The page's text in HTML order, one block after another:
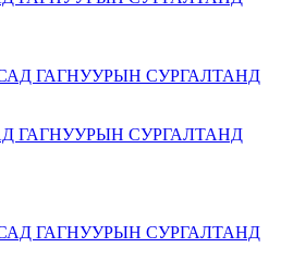
ГАГНУУРЫН СУРГАЛТАНД